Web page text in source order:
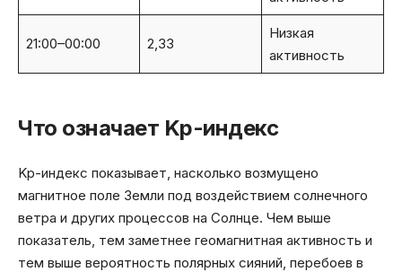
21:00–00:00 2,33
Низкая
активность
Что означает Kp-индекс
Kp-индекс показывает, насколько возмущено
магнитное поле Земли под воздействием солнечного
ветра и других процессов на Солнце. Чем выше
показатель, тем заметнее геомагнитная активность и
тем выше вероятность полярных сияний, перебоев в